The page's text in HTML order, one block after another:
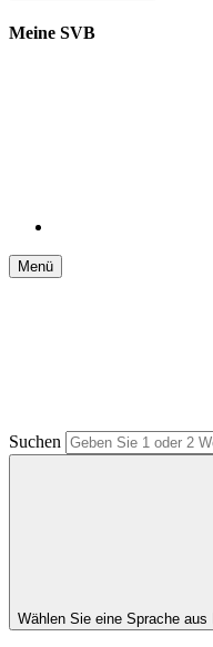
Meine SVB
Menü
Suchen
Wählen Sie eine Sprache aus